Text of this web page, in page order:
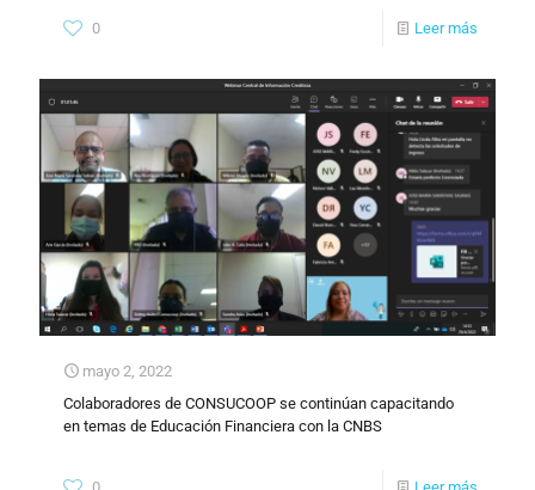
0 Leer más
mayo 2, 2022
Colaboradores de CONSUCOOP se continúan capacitando
en temas de Educación Financiera con la CNBS